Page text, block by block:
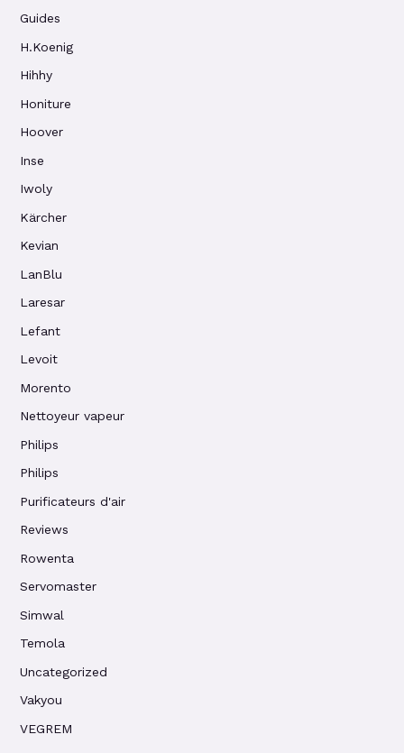
Guides
H.Koenig
Hihhy
Honiture
Hoover
Inse
Iwoly
Kärcher
Kevian
LanBlu
Laresar
Lefant
Levoit
Morento
Nettoyeur vapeur
Philips
Philips
Purificateurs d'air
Reviews
Rowenta
Servomaster
Simwal
Temola
Uncategorized
Vakyou
VEGREM